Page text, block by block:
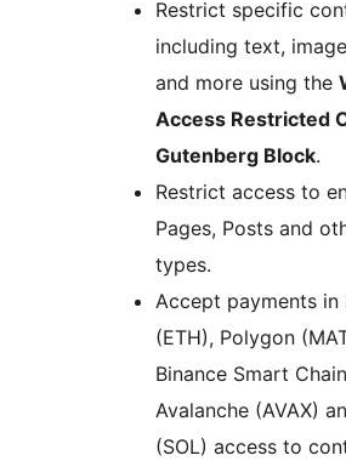
Restrict specific
including text,
and more using the
Access Restricted
Gutenberg Block.
Restrict access to
Pages, Posts and
types.
Accept payments in
(ETH), Polygon
Binance Smart
Avalanche (AVAX)
(SOL) access to